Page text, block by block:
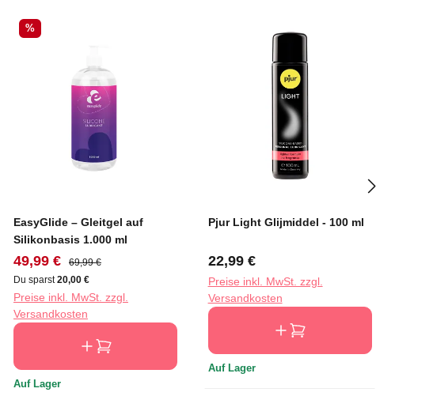
Rabatt
%
EasyGlide – Gleitgel auf
Silikonbasis 1.000 ml
Verkaufspreis:
49,99 € Regulärer Preis:
69,99 €
Du sparst20,00 €
Preise inkl. MwSt. zzgl.
Versandkosten
Auf Lager
Pjur Light Glijmiddel - 100 ml
Regulärer Preis:
22,99 €
Preise inkl. MwSt. zzgl.
Versandkosten
Auf Lager